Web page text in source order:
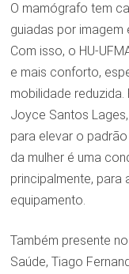
O mamógrafo tem
guiadas por
Com isso, o HU-
e mais conforto,
mobilidade reduzida.
Joyce Santos
para elevar o
da mulher é uma
principalmente, para
equipamento.
Também presente
Saúde, Tiago